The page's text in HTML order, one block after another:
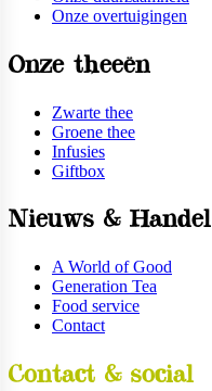
Onze overtuigingen
Onze theeën
Zwarte thee
Groene thee
Infusies
Giftbox
Nieuws & Handel
A World of Good
Generation Tea
Food service
Contact
Contact & social